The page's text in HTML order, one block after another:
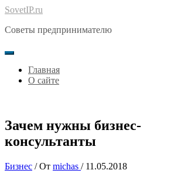
Перейти
содержимому
SovetIP.ru
Советы предпринимателю
Главная
О сайте
Зачем нужны бизнес-
консультанты
Бизнес / От michas / 11.05.2018